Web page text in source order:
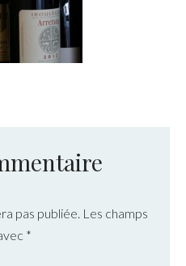
pas publiée. Les champs
*